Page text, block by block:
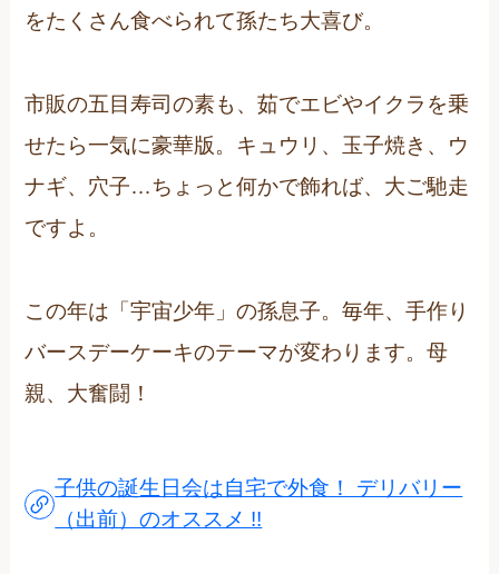
をたくさん食べられて孫たち大喜び。
市販の五目寿司の素も、茹でエビやイクラを乗
せたら一気に豪華版。キュウリ、玉子焼き、ウ
ナギ、穴子…ちょっと何かで飾れば、大ご馳走
ですよ。
この年は「宇宙少年」の孫息子。毎年、手作り
バースデーケーキのテーマが変わります。母
親、大奮闘！
子供の誕生日会は自宅で外食！ デリバリー
（出前）のオススメ !!